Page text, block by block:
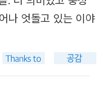
는 지구에서 약 40억
에서 가장 결정적인
합니다. 우리 앞에
<잊혀진 조상의 그
에 때로는 공저자
이건의 저술 작업
나 엇돌고 있는 이야